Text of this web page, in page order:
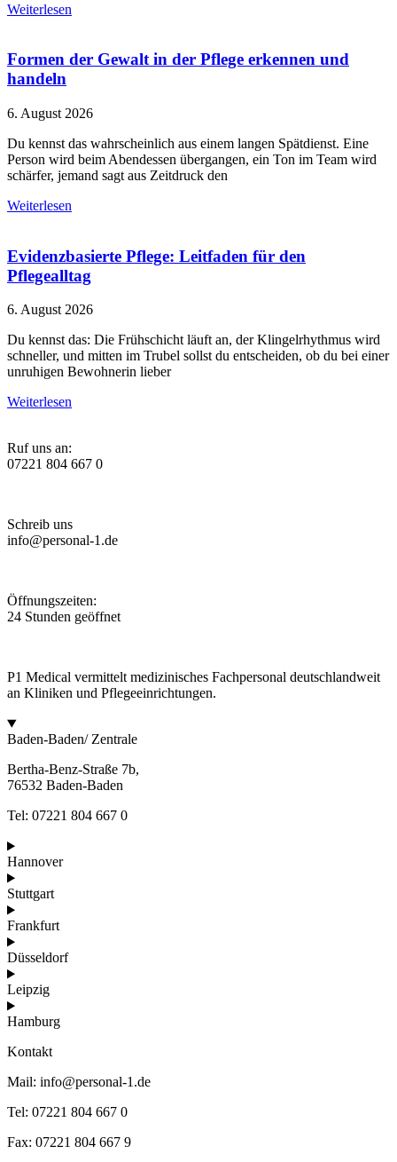
Weiterlesen
Formen der Gewalt in der Pflege erkennen und
handeln
6. August 2026
Du kennst das wahrscheinlich aus einem langen Spätdienst. Eine
Person wird beim Abendessen übergangen, ein Ton im Team wird
schärfer, jemand sagt aus Zeitdruck den
Weiterlesen
Evidenzbasierte Pflege: Leitfaden für den
Pflegealltag
6. August 2026
Du kennst das: Die Frühschicht läuft an, der Klingelrhythmus wird
schneller, und mitten im Trubel sollst du entscheiden, ob du bei einer
unruhigen Bewohnerin lieber
Weiterlesen
Ruf uns an:
07221 804 667 0
Schreib uns
info@personal-1.de
Öffnungszeiten:
24 Stunden geöffnet
P1 Medical vermittelt medizinisches Fachpersonal deutschlandweit
an Kliniken und Pflegeeinrichtungen.
Baden-Baden/ Zentrale
Bertha-Benz-Straße 7b,
76532 Baden-Baden
Tel: 07221 804 667 0
Hannover
Stuttgart
Frankfurt
Düsseldorf
Leipzig
Hamburg
Kontakt
Mail: info@personal-1.de
Tel: 07221 804 667 0
Fax: 07221 804 667 9